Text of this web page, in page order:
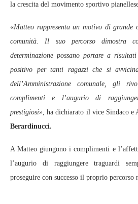
la crescita del movimento sportivo
«Matteo rappresenta un motivo di
comunità. Il suo percorso dimostra
determinazione possano portare a
positivo per tanti ragazzi che si
dell’Amministrazione comunale, gli
complimenti e l’augurio di
prestigiosi», ha dichiarato il vice Sindaco e
Berardinucci.
A Matteo giungono i complimenti e
l’augurio di raggiungere traguardi
proseguire con successo il proprio percorso